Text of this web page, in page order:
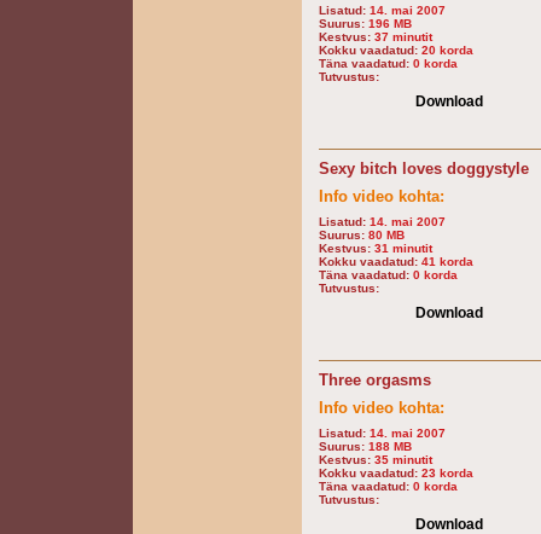
Lisatud: 14. mai 2007
Suurus: 196 MB
Kestvus: 37 minutit
Kokku vaadatud: 20 korda
Täna vaadatud: 0 korda
Tutvustus:
Download
Sexy bitch loves doggystyle
Info video kohta:
Lisatud: 14. mai 2007
Suurus: 80 MB
Kestvus: 31 minutit
Kokku vaadatud: 41 korda
Täna vaadatud: 0 korda
Tutvustus:
Download
Three orgasms
Info video kohta:
Lisatud: 14. mai 2007
Suurus: 188 MB
Kestvus: 35 minutit
Kokku vaadatud: 23 korda
Täna vaadatud: 0 korda
Tutvustus:
Download